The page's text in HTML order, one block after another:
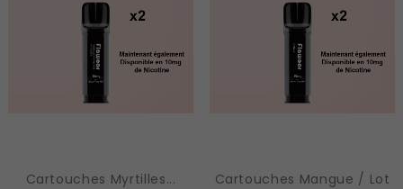
Cartouches Myrtilles...
Cartouches Mangue / Lot